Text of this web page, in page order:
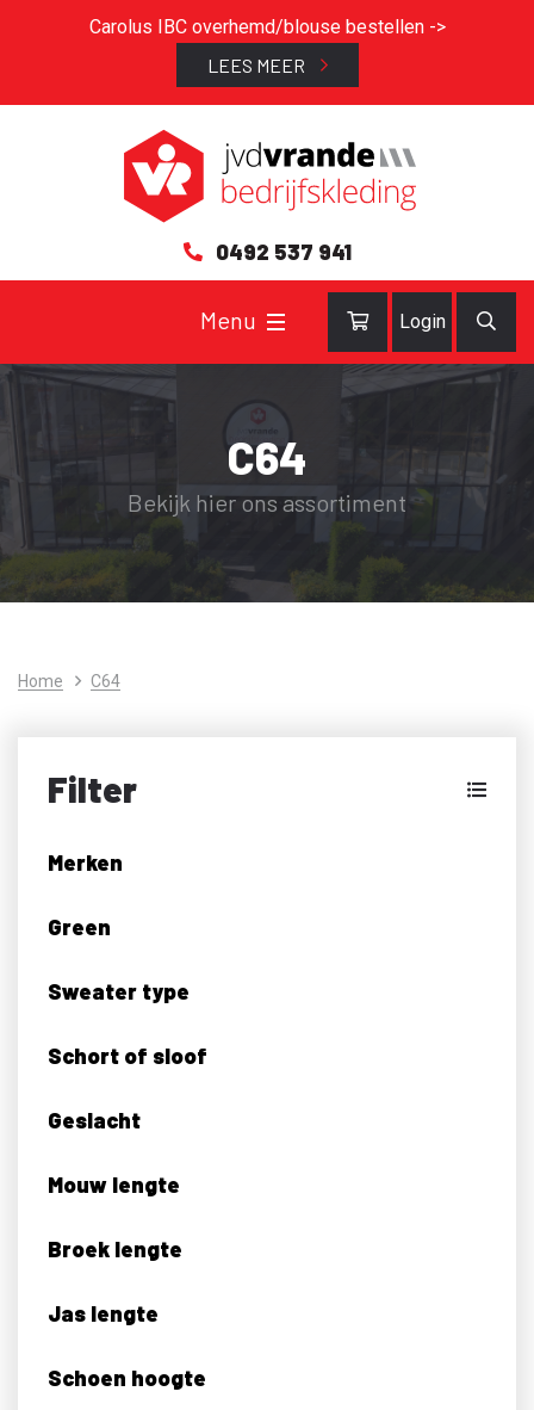
Carolus IBC overhemd/blouse bestellen ->
LEES MEER
0492 537 941
Login
C64
Bekijk hier ons assortiment
Home C64
Filter
Merken
Green
Sweater type
Schort of sloof
Geslacht
Mouw lengte
Broek lengte
Jas lengte
Schoen hoogte